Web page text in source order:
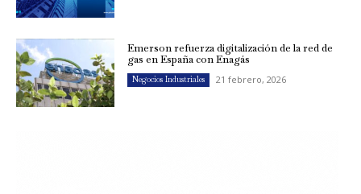
Emerson refuerza digitalización de la red de
gas en España con Enagás
Negocios Industriales 21 febrero, 2026